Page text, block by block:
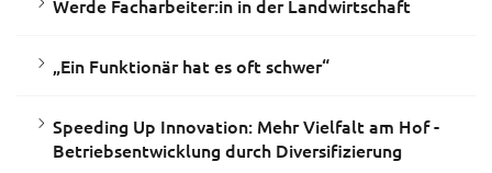
Werde Facharbeiter:in in der Landwirtschaft
„Ein Funktionär hat es oft schwer“
Speeding Up Innovation: Mehr Vielfalt am Hof -
Betriebsentwicklung durch Diversifizierung